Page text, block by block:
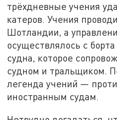
трёхдневные учения
катеров. Учения
Шотландии, а
осуществлялось с
судна, которое
судном и тральщиком.
легенда учений —
иностранным судам.